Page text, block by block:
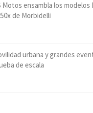
Motos ensambla los modelos
de Morbidelli
urbana y grandes
de escala